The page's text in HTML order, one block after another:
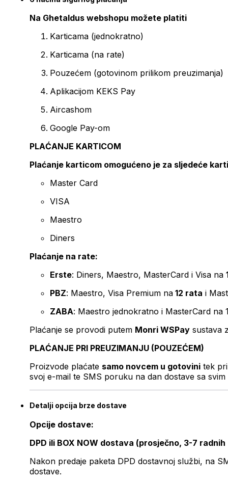
Na Ghetaldus webshopu možete platiti
Karticama (jednokratno)
Karticama (na rate)
Pouzećem (gotovinom prilikom preuzimanja)
Aplikacijom KEKS Pay
Aircashom
Google Pay-om
PLAĆANJE KARTICOM
Plaćanje karticom omogućeno je za sljedeće
Master Card
VISA
Maestro
Diners
Plaćanje na rate:
Erste: Diners, Maestro, MasterCard i Visa na
PBZ: Maestro, Visa Premium na 12 rata i
ZABA: Maestro jednokratno i MasterCard na
Plaćanje se provodi putem Monri WSPay sustava
PLAĆANJE PRI PREUZIMANJU (POUZEĆEM)
Proizvode plaćate samo novcem u gotovini tek
svoj e-mail te SMS poruku na dan dostave sa svim
Detalji opcija brze dostave
Opcije dostave:
DPD ili BOX NOW dostava (prosječno, 3-7 radnih
Nakon predaje paketa DPD dostavnoj službi, na
dostave.